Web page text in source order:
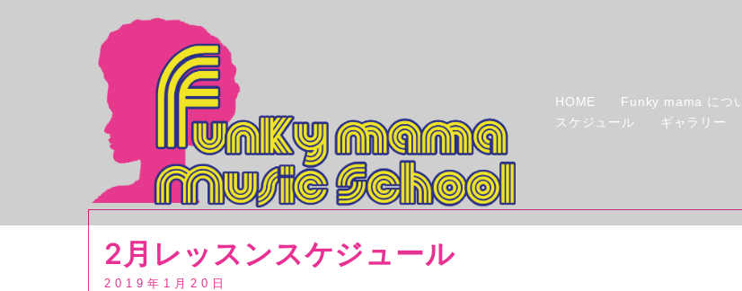
HOME Funky mama につ
スケジュール
ギャラリー
2月レッスンスケジュール
2019年1月20日